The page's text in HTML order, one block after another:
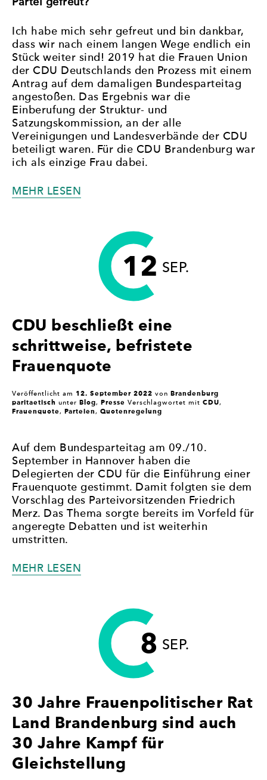
Partei gefreut?
Ich habe mich sehr gefreut und bin dankbar,
dass wir nach einem langen Wege endlich ein
Stück weiter sind! 2019 hat die Frauen Union
der CDU Deutschlands den Prozess mit einem
Antrag auf dem damaligen Bundesparteitag
angestoßen. Das Ergebnis war die
Einberufung der Struktur- und
Satzungskommission, an der alle
Vereinigungen und Landesverbände der CDU
beteiligt waren. Für die CDU Brandenburg war
ich als einzige Frau dabei.
MEHR LESEN
GEBEN!“
KRISTY
AUGUSTIN
(CDU)
ÜBER
IN
PARTEI“
12 SEP.
CDU beschließt eine
schrittweise, befristete
Frauenquote
Veröffentlicht am 12. September 2022 von Brandenburg
paritaetisch unter Blog, Presse Verschlagwortet mit CDU,
Frauenquote, Parteien, Quotenregelung
Auf dem Bundesparteitag am 09./10.
September in Hannover haben die
Delegierten der CDU für die Einführung einer
Frauenquote gestimmt. Damit folgten sie dem
Vorschlag des Parteivorsitzenden Friedrich
Merz. Das Thema sorgte bereits im Vorfeld für
angeregte Debatten und ist weiterhin
umstritten.
MEHR LESEN
CHRITTWEISE, B
EFRISTETE F
RAUENQUOTE“
8 SEP.
30 Jahre Frauenpolitischer Rat
Land Brandenburg sind auch
30 Jahre Kampf für
Gleichstellung